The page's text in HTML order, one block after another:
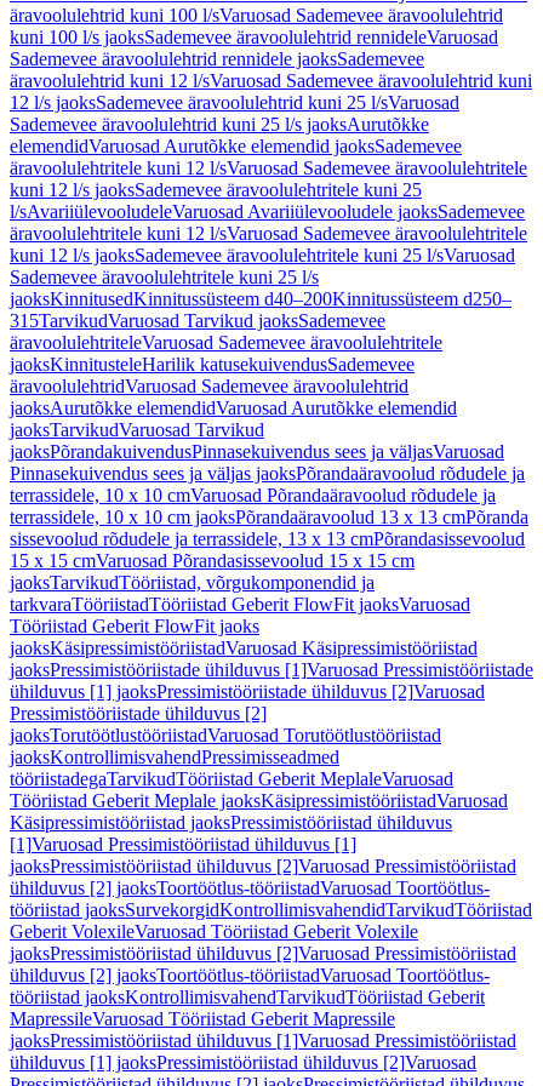
äravoolulehtrid kuni 100 l/sVaruosad Sademevee äravoolulehtrid
kuni 100 l/s jaoksSademevee äravoolulehtrid rennideleVaruosad
Sademevee äravoolulehtrid rennidele jaoksSademevee
äravoolulehtrid kuni 12 l/sVaruosad Sademevee äravoolulehtrid kuni
12 l/s jaoksSademevee äravoolulehtrid kuni 25 l/sVaruosad
Sademevee äravoolulehtrid kuni 25 l/s jaoksAurutõkke
elemendidVaruosad Aurutõkke elemendid jaoksSademevee
äravoolulehtritele kuni 12 l/sVaruosad Sademevee äravoolulehtritele
kuni 12 l/s jaoksSademevee äravoolulehtritele kuni 25
l/sAvariiülevooludeleVaruosad Avariiülevooludele jaoksSademevee
äravoolulehtritele kuni 12 l/sVaruosad Sademevee äravoolulehtritele
kuni 12 l/s jaoksSademevee äravoolulehtritele kuni 25 l/sVaruosad
Sademevee äravoolulehtritele kuni 25 l/s
jaoksKinnitusedKinnitussüsteem d40–200Kinnitussüsteem d250–
315TarvikudVaruosad Tarvikud jaoksSademevee
äravoolulehtriteleVaruosad Sademevee äravoolulehtritele
jaoksKinnitusteleHarilik katusekuivendusSademevee
äravoolulehtridVaruosad Sademevee äravoolulehtrid
jaoksAurutõkke elemendidVaruosad Aurutõkke elemendid
jaoksTarvikudVaruosad Tarvikud
jaoksPõrandakuivendusPinnasekuivendus sees ja väljasVaruosad
Pinnasekuivendus sees ja väljas jaoksPõrandaäravoolud rõdudele ja
terrassidele, 10 x 10 cmVaruosad Põrandaäravoolud rõdudele ja
terrassidele, 10 x 10 cm jaoksPõrandaäravoolud 13 x 13 cmPõranda
sissevoolud rõdudele ja terrassidele, 13 x 13 cmPõrandasissevoolud
15 x 15 cmVaruosad Põrandasissevoolud 15 x 15 cm
jaoksTarvikudTööriistad, võrgukomponendid ja
tarkvaraTööriistadTööriistad Geberit FlowFit jaoksVaruosad
Tööriistad Geberit FlowFit jaoks
jaoksKäsipressimistööriistadVaruosad Käsipressimistööriistad
jaoksPressimistööriistade ühilduvus [1]Varuosad Pressimistööriistade
ühilduvus [1] jaoksPressimistööriistade ühilduvus [2]Varuosad
Pressimistööriistade ühilduvus [2]
jaoksTorutöötlustööriistadVaruosad Torutöötlustööriistad
jaoksKontrollimisvahendPressimisseadmed
tööriistadegaTarvikudTööriistad Geberit MeplaleVaruosad
Tööriistad Geberit Meplale jaoksKäsipressimistööriistadVaruosad
Käsipressimistööriistad jaoksPressimistööriistad ühilduvus
[1]Varuosad Pressimistööriistad ühilduvus [1]
jaoksPressimistööriistad ühilduvus [2]Varuosad Pressimistööriistad
ühilduvus [2] jaoksToortöötlus-tööriistadVaruosad Toortöötlus-
tööriistad jaoksSurvekorgidKontrollimisvahendidTarvikudTööriistad
Geberit VolexileVaruosad Tööriistad Geberit Volexile
jaoksPressimistööriistad ühilduvus [2]Varuosad Pressimistööriistad
ühilduvus [2] jaoksToortöötlus-tööriistadVaruosad Toortöötlus-
tööriistad jaoksKontrollimisvahendTarvikudTööriistad Geberit
MapressileVaruosad Tööriistad Geberit Mapressile
jaoksPressimistööriistad ühilduvus [1]Varuosad Pressimistööriistad
ühilduvus [1] jaoksPressimistööriistad ühilduvus [2]Varuosad